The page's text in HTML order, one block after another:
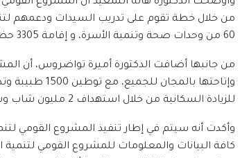
60 من وحدات صحة وتنمية الأسرة، و إقامة 3305 حضانات، و 73 مشغلاً إنتاجياً.
من جانبها أضافت الدكتورة أميرة تواضروس، أن
وإتاحتها
للزيادة السكانية من خلال استهداف 2 مليون شاب وشابة في سن الزواج بدورات التوعية بواسطة 700 متدرب.
وأكدت أنه سيتم في إطار تنفيذ المشروع القومي
كافة البيانات والمعلومات للمشروع القومي